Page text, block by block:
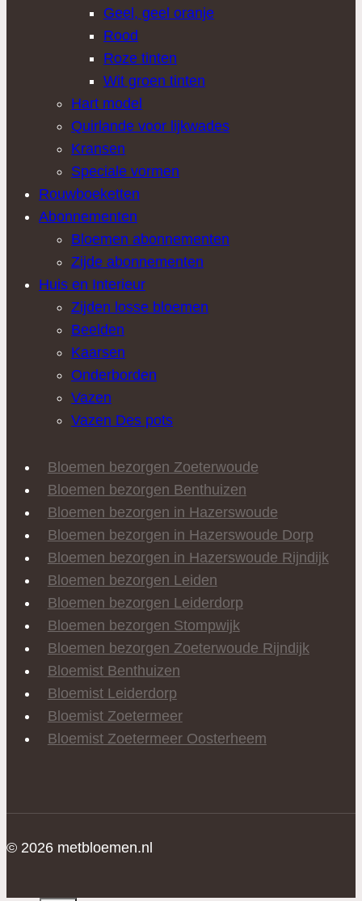
Geel, geel oranje
Rood
Roze tinten
Wit groen tinten
Hart model
Quirlande voor lijkwades
Kransen
Speciale vormen
Rouwboeketten
Abonnementen
Bloemen abonnementen
Zijde abonnementen
Huis en Interieur
Zijden losse bloemen
Beelden
Kaarsen
Onderborden
Vazen
Vazen Des pots
Bloemen bezorgen Zoeterwoude
Bloemen bezorgen Benthuizen
Bloemen bezorgen in Hazerswoude
Bloemen bezorgen in Hazerswoude Dorp
Bloemen bezorgen in Hazerswoude Rijndijk
Bloemen bezorgen Leiden
Bloemen bezorgen Leiderdorp
Bloemen bezorgen Stompwijk
Bloemen bezorgen Zoeterwoude Rijndijk
Bloemist Benthuizen
Bloemist Leiderdorp
Bloemist Zoetermeer
Bloemist Zoetermeer Oosterheem
© 2026 metbloemen.nl